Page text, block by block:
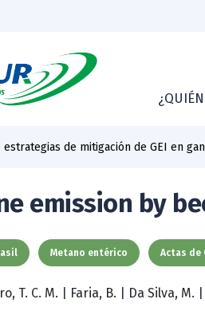
de mitigación de GEI en
emission by
Metano entérico Actas de
T. C. M. Faria, B. Da Silva, M.